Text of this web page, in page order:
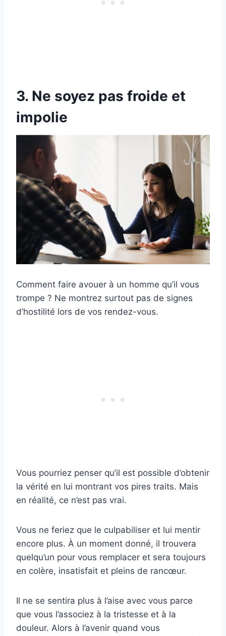
3. Ne soyez pas froide et
impolie
Comment faire avouer à un homme qu’il vous
trompe ? Ne montrez surtout pas de signes
d’hostilité lors de vos rendez-vous.
Vous pourriez penser qu’il est possible d’obtenir
la vérité en lui montrant vos pires traits. Mais
en réalité, ce n’est pas vrai.
Vous ne feriez que le culpabiliser et lui mentir
encore plus. À un moment donné, il trouvera
quelqu’un pour vous remplacer et sera toujours
en colère, insatisfait et pleins de rancœur.
Il ne se sentira plus à l’aise avec vous parce
que vous l’associez à la tristesse et à la
douleur. Alors à l’avenir quand vous